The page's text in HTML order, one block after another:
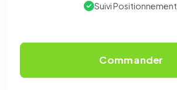
Suivi Positionnement
Commander